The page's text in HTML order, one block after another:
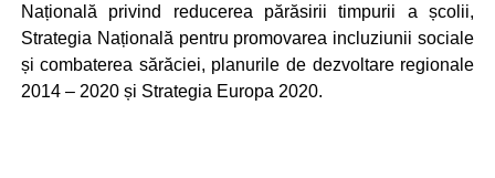
Națională privind reducerea părăsirii timpurii a școlii,
Strategia Națională pentru promovarea incluziunii sociale
și combaterea sărăciei, planurile de dezvoltare regionale
2014 – 2020 și Strategia Europa 2020.